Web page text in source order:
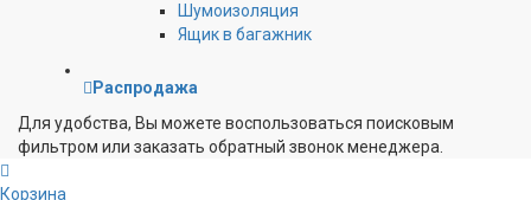
Шумоизоляция
Ящик в багажник
Распродажа
Для удобства, Вы можете воспользоваться поисковым
фильтром или заказать обратный звонок менеджера.
Корзина